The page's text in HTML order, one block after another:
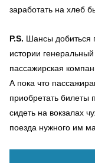
заработать на хлеб
P.S. Шансы добиться
истории
пассажирская
А пока что
приобретать
сидеть на вокзалах
поезда нужного им